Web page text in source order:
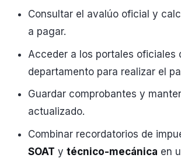
Consultar el avalúo oficial y
a pagar.
Acceder a los portales oficiales
departamento para realizar el
Guardar comprobantes y
actualizado.
Combinar recordatorios de
SOAT y técnico-mecánica en